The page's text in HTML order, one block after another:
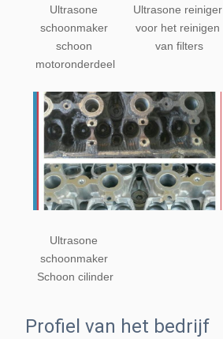
Ultrasone
schoonmaker
schoon
motoronderdeel
Ultrasone reiniger
voor het reinigen
van filters
Ultrasone
schoonmaker
Schoon cilinder
Profiel van het bedrijf